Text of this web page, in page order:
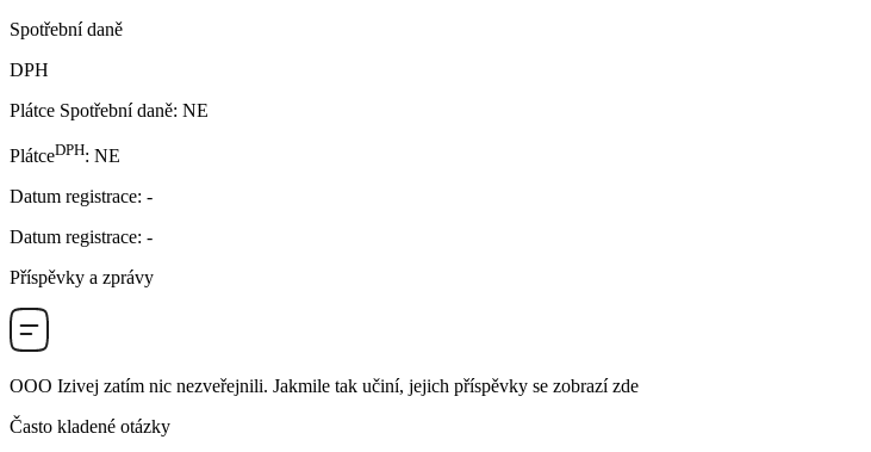
Spotřební daně
DPH
Plátce Spotřební daně: NE
PlátceDPH: NE
Datum registrace: -
Datum registrace: -
Příspěvky a zprávy
OOO Izivej zatím nic nezveřejnili. Jakmile tak učiní, jejich příspěvky se zobrazí zde
Často kladené otázky